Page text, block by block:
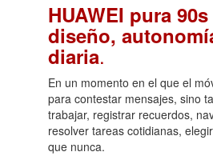
HUAWEI pura
diseño,
diaria.
En un momento en el que el
para contestar mensajes, sino
trabajar, registrar recuerdos,
resolver tareas cotidianas,
que nunca.